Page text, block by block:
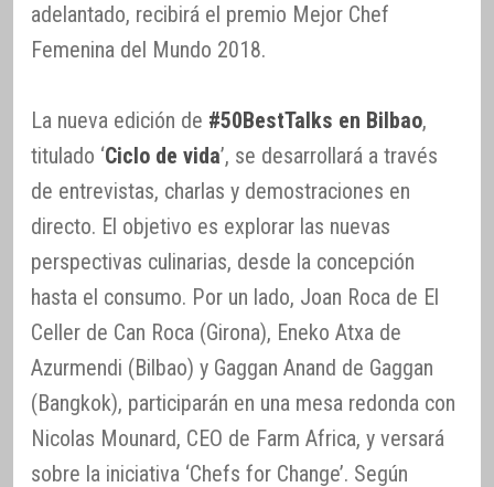
adelantado, recibirá el premio Mejor Chef
Femenina del Mundo 2018.
La nueva edición de #50BestTalks en Bilbao,
titulado ‘Ciclo de vida’, se desarrollará a través
de entrevistas, charlas y demostraciones en
directo. El objetivo es explorar las nuevas
perspectivas culinarias, desde la concepción
hasta el consumo. Por un lado, Joan Roca de El
Celler de Can Roca (Girona), Eneko Atxa de
Azurmendi (Bilbao) y Gaggan Anand de Gaggan
(Bangkok), participarán en una mesa redonda con
Nicolas Mounard, CEO de Farm Africa, y versará
sobre la iniciativa ‘Chefs for Change’. Según